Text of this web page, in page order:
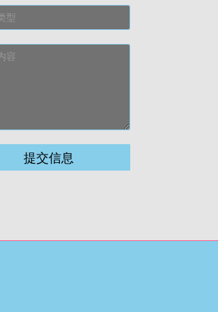
提交信息